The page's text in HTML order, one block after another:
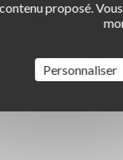
proposé.
Personnaliser